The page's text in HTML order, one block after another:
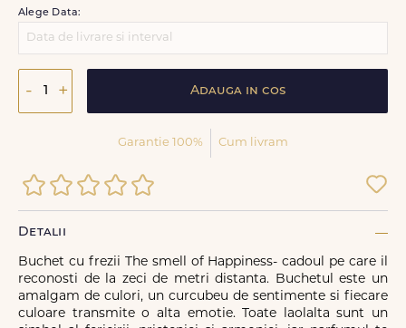
Alege Data:
- + Adauga in cos
Garantie 100% Cum livram
Detalii
Buchet cu frezii The smell of Happiness- cadoul pe care il
reconosti de la zeci de metri distanta. Buchetul este un
amalgam de culori, un curcubeu de sentimente si fiecare
culoare transmite o alta emotie. Toate laolalta sunt un